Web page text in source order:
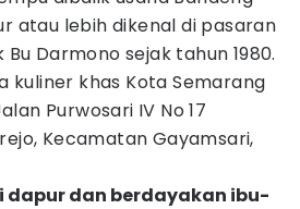
atau lebih dikenal di pasaran
Bu Darmono sejak tahun 1980.
kuliner khas Kota Semarang
Purwosari IV No 17
Kecamatan Gayamsari,
dapur dan berdayakan ibu-